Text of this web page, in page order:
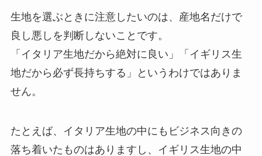
生地を選ぶときに注意したいのは、産地名だけで
良し悪しを判断しないことです。
「イタリア生地だから絶対に良い」「イギリス生
地だから必ず長持ちする」というわけではありま
せん。
たとえば、イタリア生地の中にもビジネス向きの
落ち着いたものはありますし、イギリス生地の中